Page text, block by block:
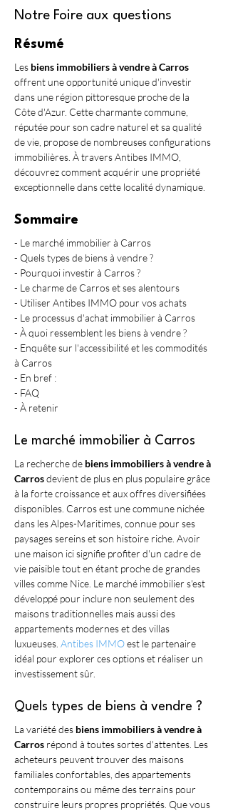
Notre Foire aux questions
Résumé
Les biens immobiliers à vendre à Carros
offrent une opportunité unique d'investir
dans une région pittoresque proche de la
Côte d'Azur. Cette charmante commune,
réputée pour son cadre naturel et sa qualité
de vie, propose de nombreuses configurations
immobilières. À travers Antibes IMMO,
découvrez comment acquérir une propriété
exceptionnelle dans cette localité dynamique.
Sommaire
- Le marché immobilier à Carros
- Quels types de biens à vendre ?
- Pourquoi investir à Carros ?
- Le charme de Carros et ses alentours
- Utiliser Antibes IMMO pour vos achats
- Le processus d'achat immobilier à Carros
- À quoi ressemblent les biens à vendre ?
- Enquête sur l'accessibilité et les commodités
à Carros
- En bref :
- FAQ
- À retenir
Le marché immobilier à Carros
La recherche de biens immobiliers à vendre à
Carros devient de plus en plus populaire grâce
à la forte croissance et aux offres diversifiées
disponibles. Carros est une commune nichée
dans les Alpes-Maritimes, connue pour ses
paysages sereins et son histoire riche. Avoir
une maison ici signifie profiter d'un cadre de
vie paisible tout en étant proche de grandes
villes comme Nice. Le marché immobilier s'est
développé pour inclure non seulement des
maisons traditionnelles mais aussi des
appartements modernes et des villas
luxueuses. Antibes IMMO est le partenaire
idéal pour explorer ces options et réaliser un
investissement sûr.
Quels types de biens à vendre ?
La variété des biens immobiliers à vendre à
Carros répond à toutes sortes d'attentes. Les
acheteurs peuvent trouver des maisons
familiales confortables, des appartements
contemporains ou même des terrains pour
construire leurs propres propriétés. Que vous